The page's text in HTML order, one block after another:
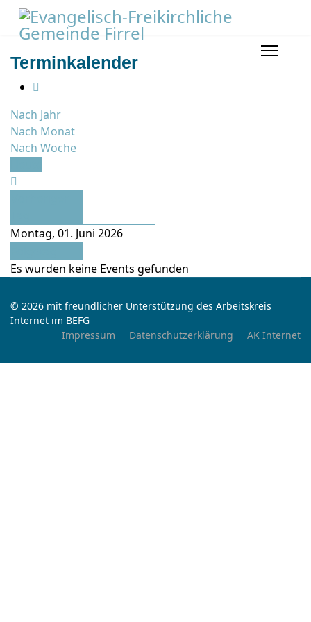
Terminkalender
Nach Jahr
Nach Monat
Nach Woche
Montag, 01. Juni 2026
Es wurden keine Events gefunden
© 2026 mit freundlicher Unterstützung des Arbeitskreis
Internet im BEFG
Impressum
Datenschutzerklärung AK Internet